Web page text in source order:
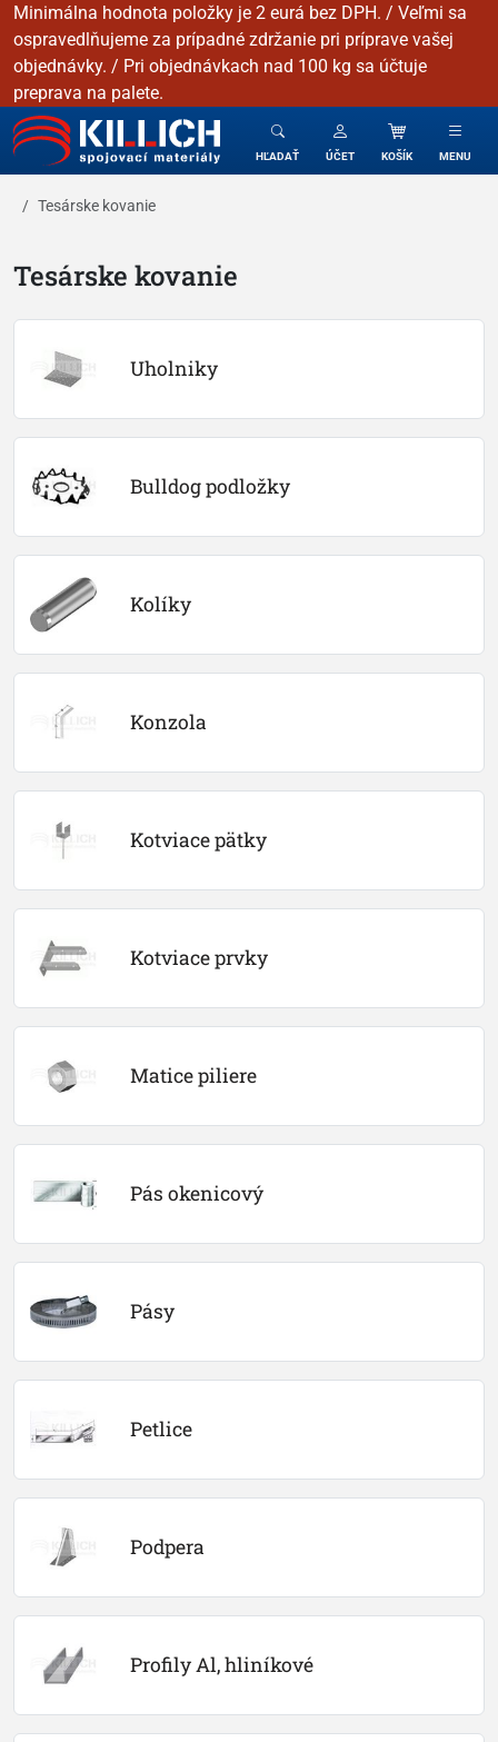
Minimálna hodnota položky je 2 eurá bez DPH. / Veľmi sa
ospravedlňujeme za prípadné zdržanie pri príprave vašej
objednávky. / Pri objednávkach nad 100 kg sa účtuje
preprava na palete.
KILLICH - Spojovacie materiály
HĽADAŤ ÚČET KOŠÍK MENU
Tesárske kovanie
Tesárske kovanie
Uholniky
Bulldog podložky
Kolíky
Konzola
Kotviace pätky
Kotviace prvky
Matice piliere
Pás okenicový
Pásy
Petlice
Podpera
Profily Al, hliníkové